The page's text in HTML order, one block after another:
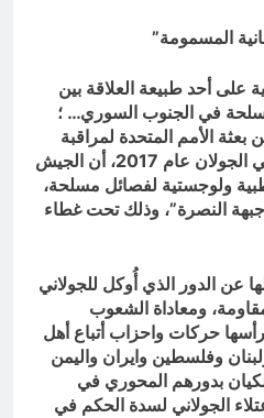
المسمومة”
على أحد طبيعة العلاقة بين
في الجنوب السوري… ؛
الأمم المتحدة لمراقبة
) في الجولان عام 2017، أن الجيش
ولوجستية لفصائل مسلحة،
النصرة”، وذلك تحت غطاء
عن الدور الذي أُوكل للجولاني
ومعاداة الشعوب
رأسها حركات واحزاب أتباع أهل
وفلسطين وايران واليمن
بدورهم المحوري في
الجولاني لسدة الحكم في